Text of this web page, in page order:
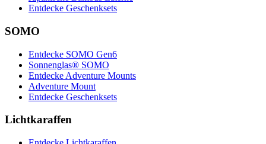
Entdecke Geschenksets
SOMO
Entdecke SOMO Gen6
Sonnenglas® SOMO
Entdecke Adventure Mounts
Adventure Mount
Entdecke Geschenksets
Lichtkaraffen